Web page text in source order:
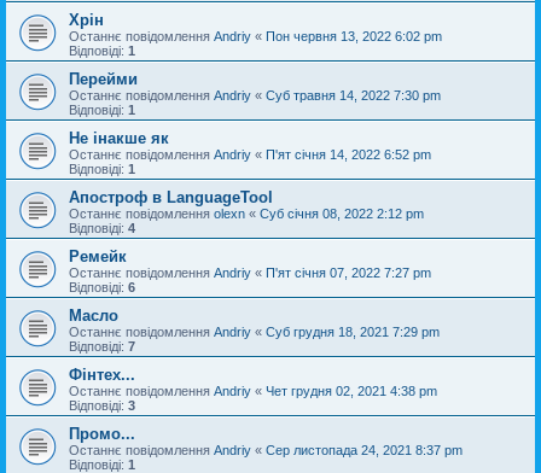
Хрін
Останнє повідомлення Andriy « Пон червня 13, 2022 6:02 pm
Відповіді: 1
Перейми
Останнє повідомлення Andriy « Суб травня 14, 2022 7:30 pm
Відповіді: 1
Не інакше як
Останнє повідомлення Andriy « П'ят січня 14, 2022 6:52 pm
Відповіді: 1
Апостроф в LanguageTool
Останнє повідомлення olexn « Суб січня 08, 2022 2:12 pm
Відповіді: 4
Ремейк
Останнє повідомлення Andriy « П'ят січня 07, 2022 7:27 pm
Відповіді: 6
Масло
Останнє повідомлення Andriy « Суб грудня 18, 2021 7:29 pm
Відповіді: 7
Фінтех...
Останнє повідомлення Andriy « Чет грудня 02, 2021 4:38 pm
Відповіді: 3
Промо...
Останнє повідомлення Andriy « Сер листопада 24, 2021 8:37 pm
Відповіді: 1